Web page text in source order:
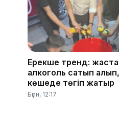
Ерекше тренд:
алкоголь сатып алып,
көшеде төгіп жатыр
Бүгін, 12:17